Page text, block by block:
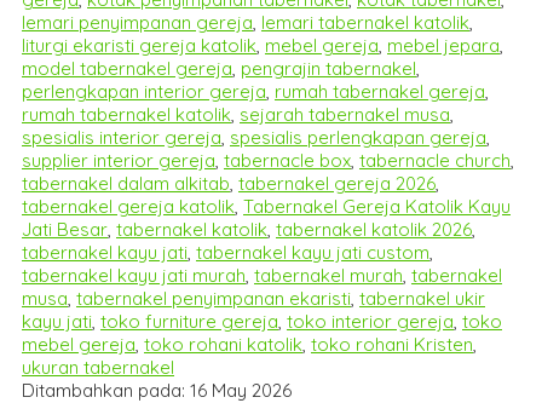
lemari penyimpanan gereja, lemari tabernakel katolik,
liturgi ekaristi gereja katolik, mebel gereja, mebel jepara,
model tabernakel gereja, pengrajin tabernakel,
perlengkapan interior gereja, rumah tabernakel gereja,
rumah tabernakel katolik, sejarah tabernakel musa,
spesialis interior gereja, spesialis perlengkapan gereja,
supplier interior gereja, tabernacle box, tabernacle church,
tabernakel dalam alkitab, tabernakel gereja 2026,
tabernakel gereja katolik, Tabernakel Gereja Katolik Kayu
Jati Besar, tabernakel katolik, tabernakel katolik 2026,
tabernakel kayu jati, tabernakel kayu jati custom,
tabernakel kayu jati murah, tabernakel murah, tabernakel
musa, tabernakel penyimpanan ekaristi, tabernakel ukir
kayu jati, toko furniture gereja, toko interior gereja, toko
mebel gereja, toko rohani katolik, toko rohani Kristen,
ukuran tabernakel
Ditambahkan pada: 16 May 2026